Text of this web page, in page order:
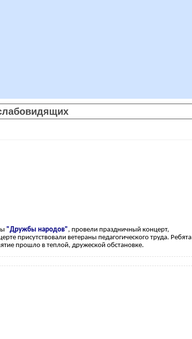
"Дружбы народов", провели праздничный концерт,
присутствовали ветераны педагогического труда. Ребята
прошло в теплой, дружеской обстановке.